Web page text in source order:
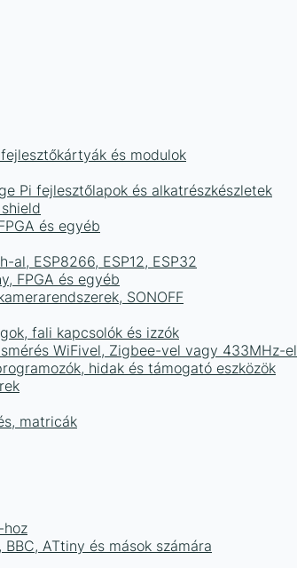
és modulok
Pi fejlesztőlapok és alkatrészkészletek
és egyéb
al, ESP8266, ESP12, ESP32
FPGA és egyéb
SONOFF
fali kapcsolók és izzók
WiFivel, Zigbee-vel vagy 433MHz-el
hidak és támogató eszközök
matricák
hoz
ATtiny és mások számára